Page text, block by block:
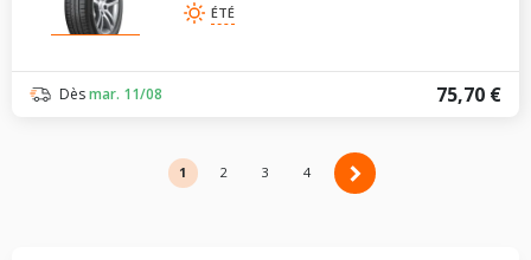
ÉTÉ
75,70 €
Dèsmar. 11/08
1 2 3 4